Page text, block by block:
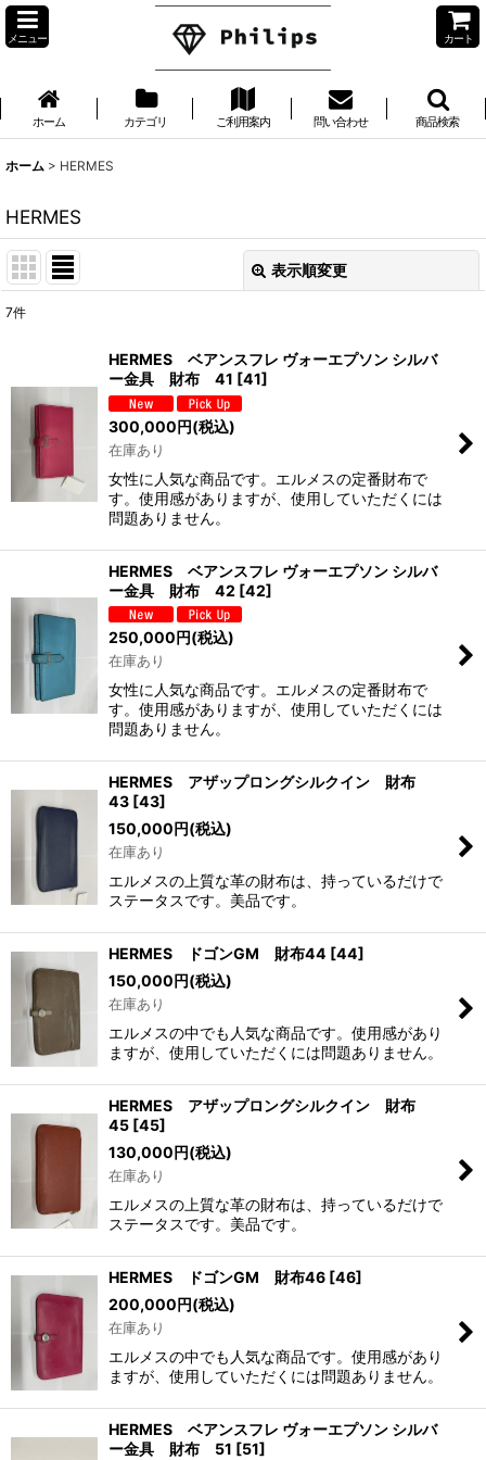
メニュー カート
ホーム カテゴリ ご利用案内 問い合わせ 商品検索
ホーム > HERMES
HERMES
表示順変更
並び順:
7件
HERMES ベアンスフレ ヴォーエプソン シルバ
ー金具 財布 41 [41]
300,000円(税込)
在庫あり
女性に人気な商品です。エルメスの定番財布で
す。使用感がありますが、使用していただくには
問題ありません。
HERMES ベアンスフレ ヴォーエプソン シルバ
ー金具 財布 42 [42]
250,000円(税込)
在庫あり
女性に人気な商品です。エルメスの定番財布で
す。使用感がありますが、使用していただくには
問題ありません。
HERMES アザップロングシルクイン 財布
43 [43]
150,000円(税込)
在庫あり
エルメスの上質な革の財布は、持っているだけで
ステータスです。美品です。
HERMES ドゴンGM 財布44 [44]
150,000円(税込)
在庫あり
エルメスの中でも人気な商品です。使用感があり
ますが、使用していただくには問題ありません。
HERMES アザップロングシルクイン 財布
45 [45]
130,000円(税込)
在庫あり
エルメスの上質な革の財布は、持っているだけで
ステータスです。美品です。
HERMES ドゴンGM 財布46 [46]
200,000円(税込)
在庫あり
エルメスの中でも人気な商品です。使用感があり
ますが、使用していただくには問題ありません。
HERMES ベアンスフレ ヴォーエプソン シルバ
ー金具 財布 51 [51]